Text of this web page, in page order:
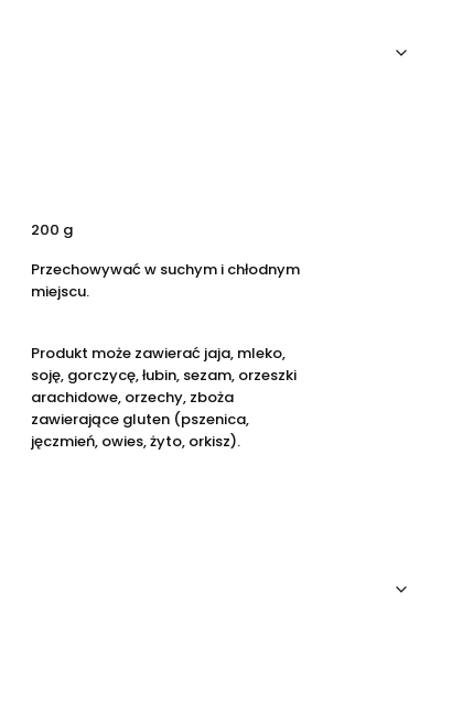
200 g
Przechowywać w suchym i chłodnym
miejscu.
Produkt może zawierać jaja, mleko,
soję, gorczycę, łubin, sezam, orzeszki
arachidowe, orzechy, zboża
zawierające gluten (pszenica,
jęczmień, owies, żyto, orkisz).